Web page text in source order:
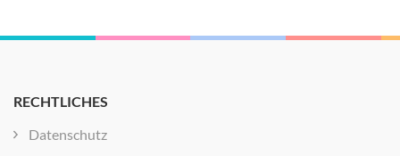
RECHTLICHES
Datenschutz